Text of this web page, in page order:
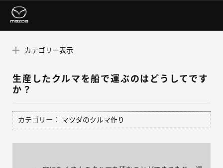
カテゴリー表示
生産したクルマを船で運ぶのはどうしてです
か？
カテゴリー： マツダのクルマ作り